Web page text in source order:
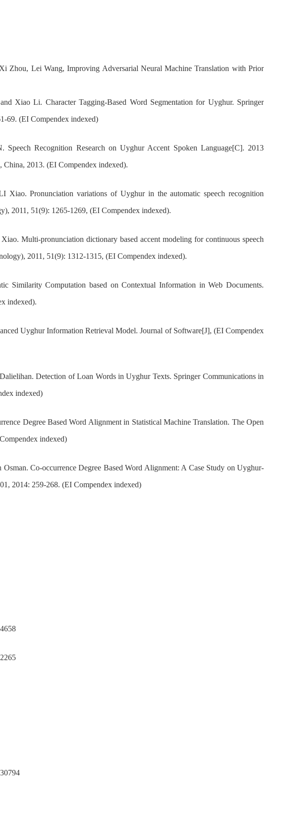
Zhou, Lei Wang, Improving Adversarial Neural Machine Translation with Prior
Xiao Li. Character Tagging-Based Word Segmentation for Uyghur. Springer
69. (EI Compendex indexed)
Recognition Research on Uyghur Accent Spoken Language[C]. 2013
China, 2013. (EI Compendex indexed).
Pronunciation variations of Uyghur in the automatic speech recognition
2011, 51(9): 1265-1269, (EI Compendex indexed).
Multi-pronunciation dictionary based accent modeling for continuous speech
2011, 51(9): 1312-1315, (EI Compendex indexed).
Similarity Computation based on Contextual Information in Web Documents.
indexed).
Uyghur Information Retrieval Model. Journal of Software[J], (EI Compendex
Detection of Loan Words in Uyghur Texts. Springer Communications in
indexed)
Degree Based Word Alignment in Statistical Machine Translation. The Open
indexed)
Co-occurrence Degree Based Word Alignment: A Case Study on Uyghur-
2014: 259-268. (EI Compendex indexed)